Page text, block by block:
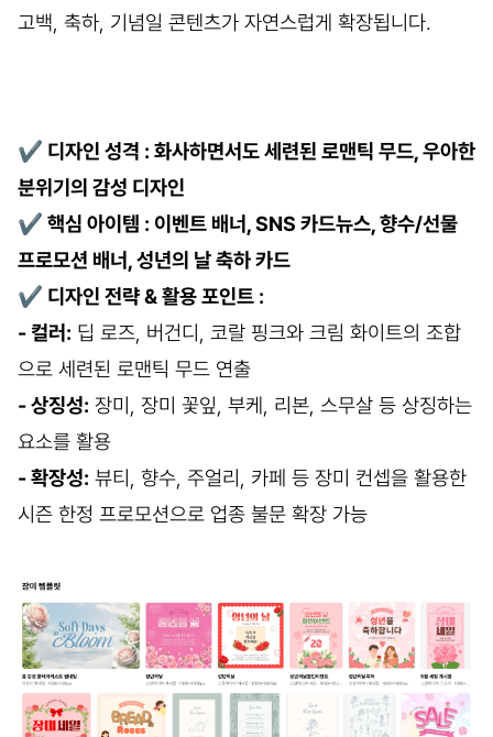
고백, 축하, 기념일 콘텐츠가 자연스럽게 확장됩니다.
✔ 디자인 성격 : 화사하면서도 세련된 로맨틱 무드, 우아한
분위기의 감성 디자인
✔ 핵심 아이템 : 이벤트 배너, SNS 카드뉴스, 향수/선물
프로모션 배너, 성년의 날 축하 카드
✔ 디자인 전략 & 활용 포인트 :
- 컬러: 딥 로즈, 버건디, 코랄 핑크와 크림 화이트의 조합
으로 세련된 로맨틱 무드 연출
- 상징성: 장미, 장미 꽃잎, 부케, 리본, 스무살 등 상징하는
요소를 활용
- 확장성: 뷰티, 향수, 주얼리, 카페 등 장미 컨셉을 활용한
시즌 한정 프로모션으로 업종 불문 확장 가능